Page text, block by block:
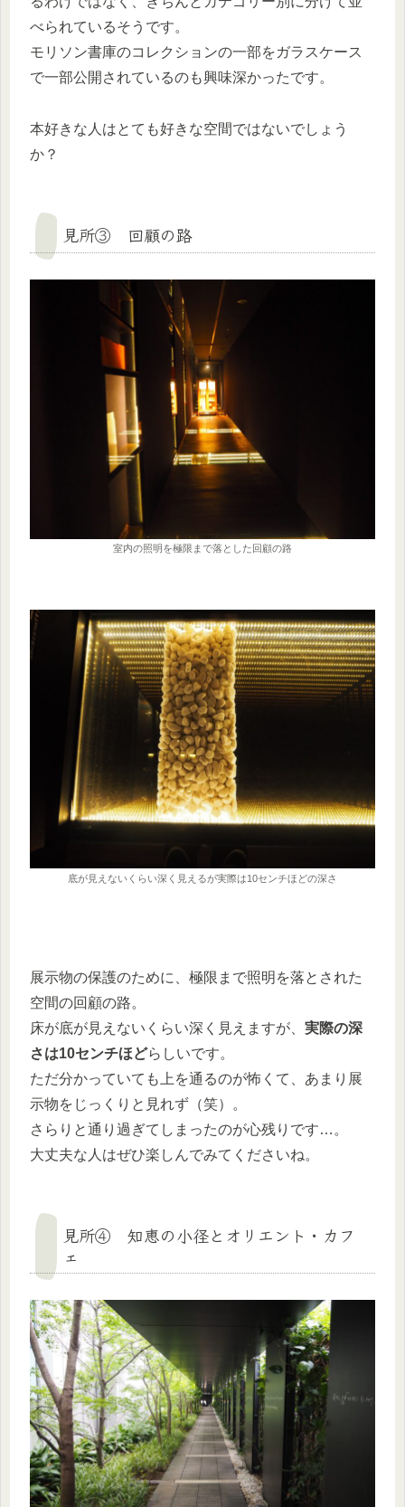
べられているそうです。
モリソン書庫のコレクションの一部をガラスケース
で一部公開されているのも興味深かったです。
本好きな人はとても好きな空間ではないでしょう
か？
見所③ 回顧の路
室内の照明を極限まで落とした回顧の路
底が見えないくらい深く見えるが実際は10センチほどの深さ
展示物の保護のために、極限まで照明を落とされた
空間の回顧の路。
床が底が見えないくらい深く見えますが、 実際の深
さは10センチほどらしいです。
ただ分かっていても上を通るのが怖くて、あまり展
示物をじっくりと見れず（笑）。
さらりと通り過ぎてしまったのが心残りです…。
大丈夫な人はぜひ楽しんでみてくださいね。
見所④ 知恵の小径とオリエント・カフ
ェ